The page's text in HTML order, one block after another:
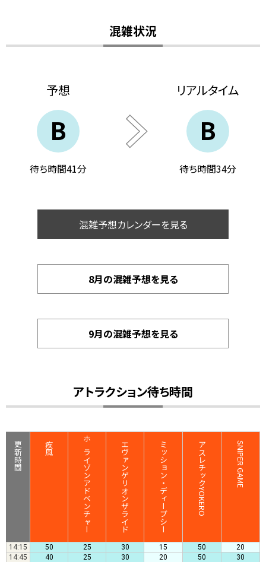
混雑状況
予想
B
待ち時間41分
リアルタイム
B
待ち時間34分
混雑予想カレンダーを見る
8月の混雑予想を見る
9月の混雑予想を見る
アトラクション待ち時間
更新時間 疾風 ホライゾンアドベンチャー エヴァンゲリオンザライド ミッション・ディープシー アスレチックYOKERO SNIPER GAME
14:15 50 25 30 15 50
20
14:45
40 25 30 20 50
30